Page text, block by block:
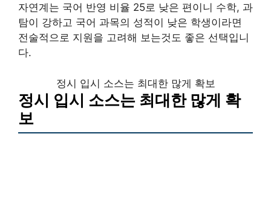
자연계는 국어 반영 비율 25로 낮은 편이니 수학, 과
탐이 강하고 국어 과목의 성적이 낮은 학생이라면
전술적으로 지원을 고려해 보는것도 좋은 선택입니
다.
정시 입시 소스는 최대한 많게 확보
정시 입시 소스는 최대한 많게 확
보